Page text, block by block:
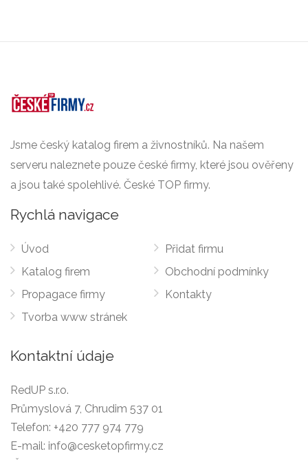
Jsme český katalog firem a živnostníků. Na našem
serveru naleznete pouze české firmy, které jsou ověřeny
a jsou také spolehlivé. České TOP firmy.
Rychlá navigace
Úvod
Katalog firem
Propagace firmy
Tvorba www stránek
Přidat firmu
Obchodní podmínky
Kontakty
Kontaktní údaje
RedUP s.r.o.
Průmyslová 7, Chrudim 537 01
Telefon: +420 777 974 779
E-mail: info@cesketopfirmy.cz